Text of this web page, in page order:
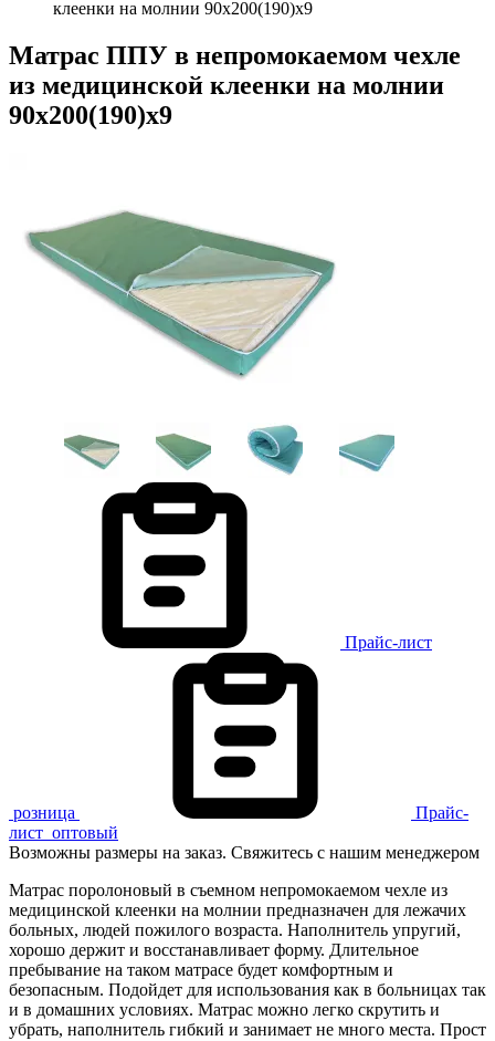
клеенки на молнии 90х200(190)х9
Матрас ППУ в непромокаемом чехле
из медицинской клеенки на молнии
90х200(190)х9
Прайс-лист
розница
Прайс-
лист оптовый
Возможны размеры на заказ. Свяжитесь с нашим менеджером
Матрас поролоновый в съемном непромокаемом чехле из
медицинской клеенки на молнии предназначен для лежачих
больных, людей пожилого возраста. Наполнитель упругий,
хорошо держит и восстанавливает форму. Длительное
пребывание на таком матрасе будет комфортным и
безопасным. Подойдет для использования как в больницах так
и в домашних условиях. Матрас можно легко скрутить и
убрать, наполнитель гибкий и занимает не много места. Прост